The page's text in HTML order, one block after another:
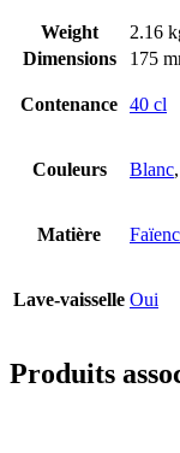
Weight
2.16
Dimensions
175
Contenance 40 cl
Couleurs Blanc,
Matière
Lave-vaisselle Oui
Produits